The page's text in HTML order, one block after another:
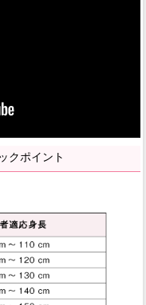
クポイント